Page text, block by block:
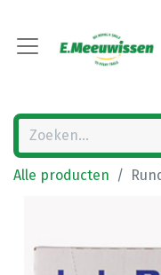
Alle producten